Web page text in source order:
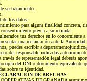
su tratamiento.
los datos.
para alguna finalidad concreta,
previo a su retirada.
tus derechos en lo concerniente
una reclamación ante la
puedes escribir a
del responsable indicadas anteriormente.
través de representación legal deberás
del DNI o documento equivalente
sobre tu identidad.
DE BRECHAS
DE GRANADA